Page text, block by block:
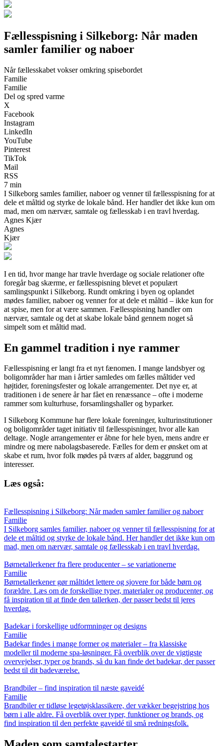
Fællesspisning i Silkeborg: Når maden
samler familier og naboer
Når fællesskabet vokser omkring spisebordet
Familie
Familie
Del og spred varme
X
Facebook
Instagram
LinkedIn
YouTube
Pinterest
TikTok
Mail
RSS
7 min
I Silkeborg samles familier, naboer og venner til fællesspisning for at
dele et måltid og styrke de lokale bånd. Her handler det ikke kun om
mad, men om nærvær, samtale og fællesskab i en travl hverdag.
Agnes Kjær
Agnes
Kjær
I en tid, hvor mange har travle hverdage og sociale relationer ofte
foregår bag skærme, er fællesspisning blevet et populært
samlingspunkt i Silkeborg. Rundt omkring i byen og oplandet
mødes familier, naboer og venner for at dele et måltid – ikke kun for
at spise, men for at være sammen. Fællesspisning handler om
nærvær, samtale og det at skabe lokale bånd gennem noget så
simpelt som et måltid mad.
En gammel tradition i nye rammer
Fællesspisning er langt fra et nyt fænomen. I mange landsbyer og
boligområder har man i årtier samledes om fælles måltider ved
højtider, foreningsfester og lokale arrangementer. Det nye er, at
traditionen i de senere år har fået en renæssance – ofte i moderne
rammer som kulturhuse, forsamlingshaller og byparker.
I Silkeborg Kommune har flere lokale foreninger, kulturinstitutioner
og boligområder taget initiativ til fællesspisninger, hvor alle kan
deltage. Nogle arrangementer er åbne for hele byen, mens andre er
mindre og mere nabolagsbaserede. Fælles for dem er ønsket om at
skabe et rum, hvor folk mødes på tværs af alder, baggrund og
interesser.
Læs også:
Fællesspisning i Silkeborg: Når maden samler familier og naboer
Familie
I Silkeborg samles familier, naboer og venner til fællesspisning for at
dele et måltid og styrke de lokale bånd. Her handler det ikke kun om
mad, men om nærvær, samtale og fællesskab i en travl hverdag.
Børnetallerkener fra flere producenter – se variationerne
Familie
Børnetallerkener gør måltidet lettere og sjovere for både børn og
forældre. Læs om de forskellige typer, materialer og producenter, og
få inspiration til at finde den tallerken, der passer bedst til jeres
hverdag.
Badekar i forskellige udformninger og designs
Familie
Badekar findes i mange former og materialer – fra klassiske
modeller til moderne spa-løsninger. Få overblik over de vigtigste
overvejelser, typer og brands, så du kan finde det badekar, der passer
bedst til dit badeværelse.
Brandbiler – find inspiration til næste gaveidé
Familie
Brandbiler er tidløse legetøjsklassikere, der vækker begejstring hos
børn i alle aldre. Få overblik over typer, funktioner og brands, og
find inspiration til den perfekte gaveidé til små redningsfolk.